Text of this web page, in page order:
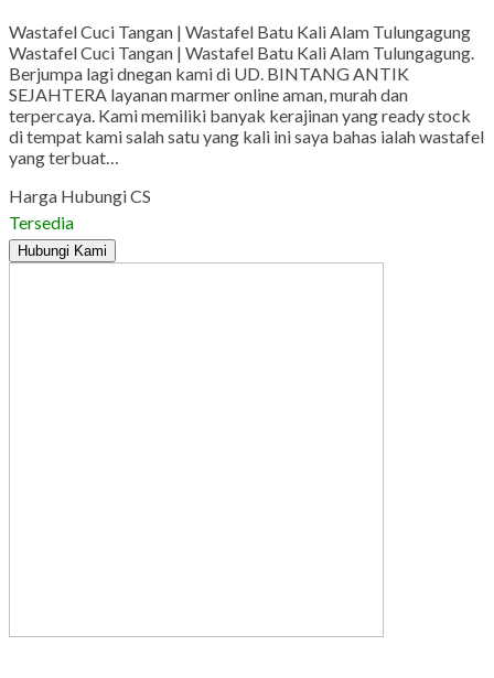
Wastafel Cuci Tangan | Wastafel Batu Kali Alam Tulungagung
Wastafel Cuci Tangan | Wastafel Batu Kali Alam Tulungagung.
Berjumpa lagi dnegan kami di UD. BINTANG ANTIK
SEJAHTERA layanan marmer online aman, murah dan
terpercaya. Kami memiliki banyak kerajinan yang ready stock
di tempat kami salah satu yang kali ini saya bahas ialah wastafel
yang terbuat…
Harga Hubungi CS
Tersedia
Hubungi Kami